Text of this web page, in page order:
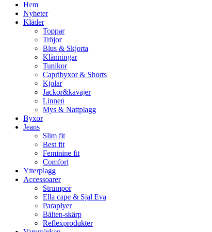
Hem
Nyheter
Kläder
Toppar
Tröjor
Blus & Skjorta
Klänningar
Tunikor
Capribyxor & Shorts
Kjolar
Jackor&kavajer
Linnen
Mys & Nattplagg
Byxor
Jeans
Slim fit
Best fit
Feminine fit
Comfort
Ytterplagg
Accessoarer
Strumpor
Ella cape & Sjal Eva
Paraplyer
Bälten-skärp
Reflexprodukter